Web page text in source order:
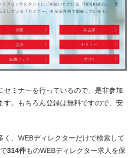
セミナーを行っているので、是非参加
す。もちろん登録は無料ですので、安
く、WEBディレクターだけで検索して
314件ものWEBディレクター求人を保